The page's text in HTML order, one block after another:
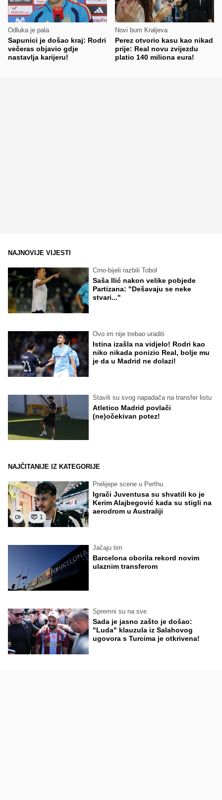
Odluka je pala
Sapunici je došao kraj: Rodri
večeras objavio gdje
nastavlja karijeru!
Novi bum Kraljeva
Perez otvorio kasu kao nikad
prije: Real novu zvijezdu
platio 140 miliona eura!
NAJNOVIJE VIJESTI
Crno-bijeli razbili Tobol
Saša Ilić nakon velike pobjede
Partizana: "Dešavaju se neke
stvari..."
Ovo im nije trebao uraditi
Istina izašla na vidjelo! Rodri kao
niko nikada ponizio Real, bolje mu
je da u Madrid ne dolazi!
Stavili su svog napadača na transfer listu
Atletico Madrid povlači
(ne)očekivan potez!
NAJČITANIJE IZ KATEGORIJE
1
Prelijepe scene u Perthu
Igrači Juventusa su shvatili ko je
Kerim Alajbegović kada su stigli na
aerodrom u Australiji
Jačaju tim
Barcelona oborila rekord novim
ulaznim transferom
Spremni su na sve
Sada je jasno zašto je došao:
"Luda" klauzula iz Salahovog
ugovora s Turcima je otkrivena!